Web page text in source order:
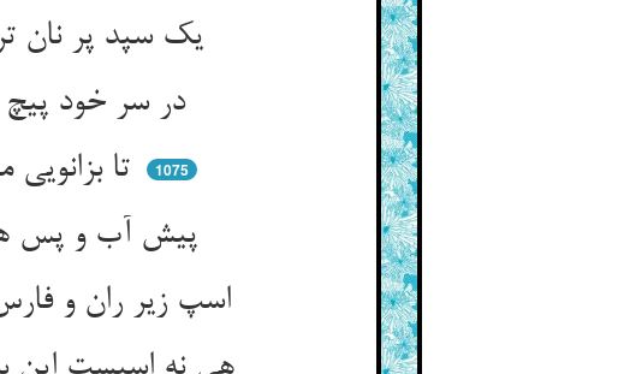
در سر خود پیچ هل خیره‌سری ** رو در دل زن چرا بر هر دری
1075
پیش آب و پس هم آب با مدد ** چشمها را پیش سد و خلف سد
اسپ زیر ران و فارس اسپ‌جو ** چیست این گفت اسپ لیکن اسپ کو